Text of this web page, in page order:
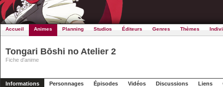
Accueil Animes Planning Studios Éditeurs Genres Thèmes
Tongari Bōshi no Atelier 2
Fiche d'anime
Informations Personnages Épisodes Vidéos Discussions Liens